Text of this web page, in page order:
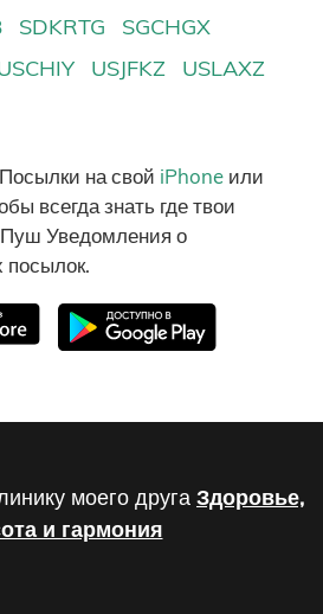
SDKRTG
SGCHGX
USJFKZ
USLAXZ
на свой iPhone или
всегда знать где твои
Уведомления о
посылок.
моего друга Здоровье,
и гармония